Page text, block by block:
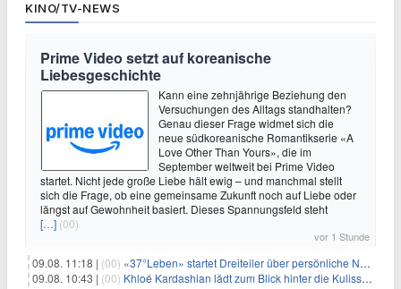
KINO/TV-NEWS
Prime Video setzt auf koreanische
Liebesgeschichte
Kann eine zehnjährige Beziehung den
Versuchungen des Alltags standhalten?
Genau dieser Frage widmet sich die
neue südkoreanische Romantikserie «A
Love Other Than Yours», die im
September weltweit bei Prime Video
startet. Nicht jede große Liebe hält ewig – und manchmal stellt
sich die Frage, ob eine gemeinsame Zukunft noch auf Liebe oder
längst auf Gewohnheit basiert. Dieses Spannungsfeld steht
[…] (00)
vor 1 Stunde
09.08. 11:18 | (00) «37°Leben» startet Dreiteiler über persönliche Neuanfänge
09.08. 10:43 | (00) Khloé Kardashian lädt zum Blick hinter die Kulissen ihres Freundeskreises